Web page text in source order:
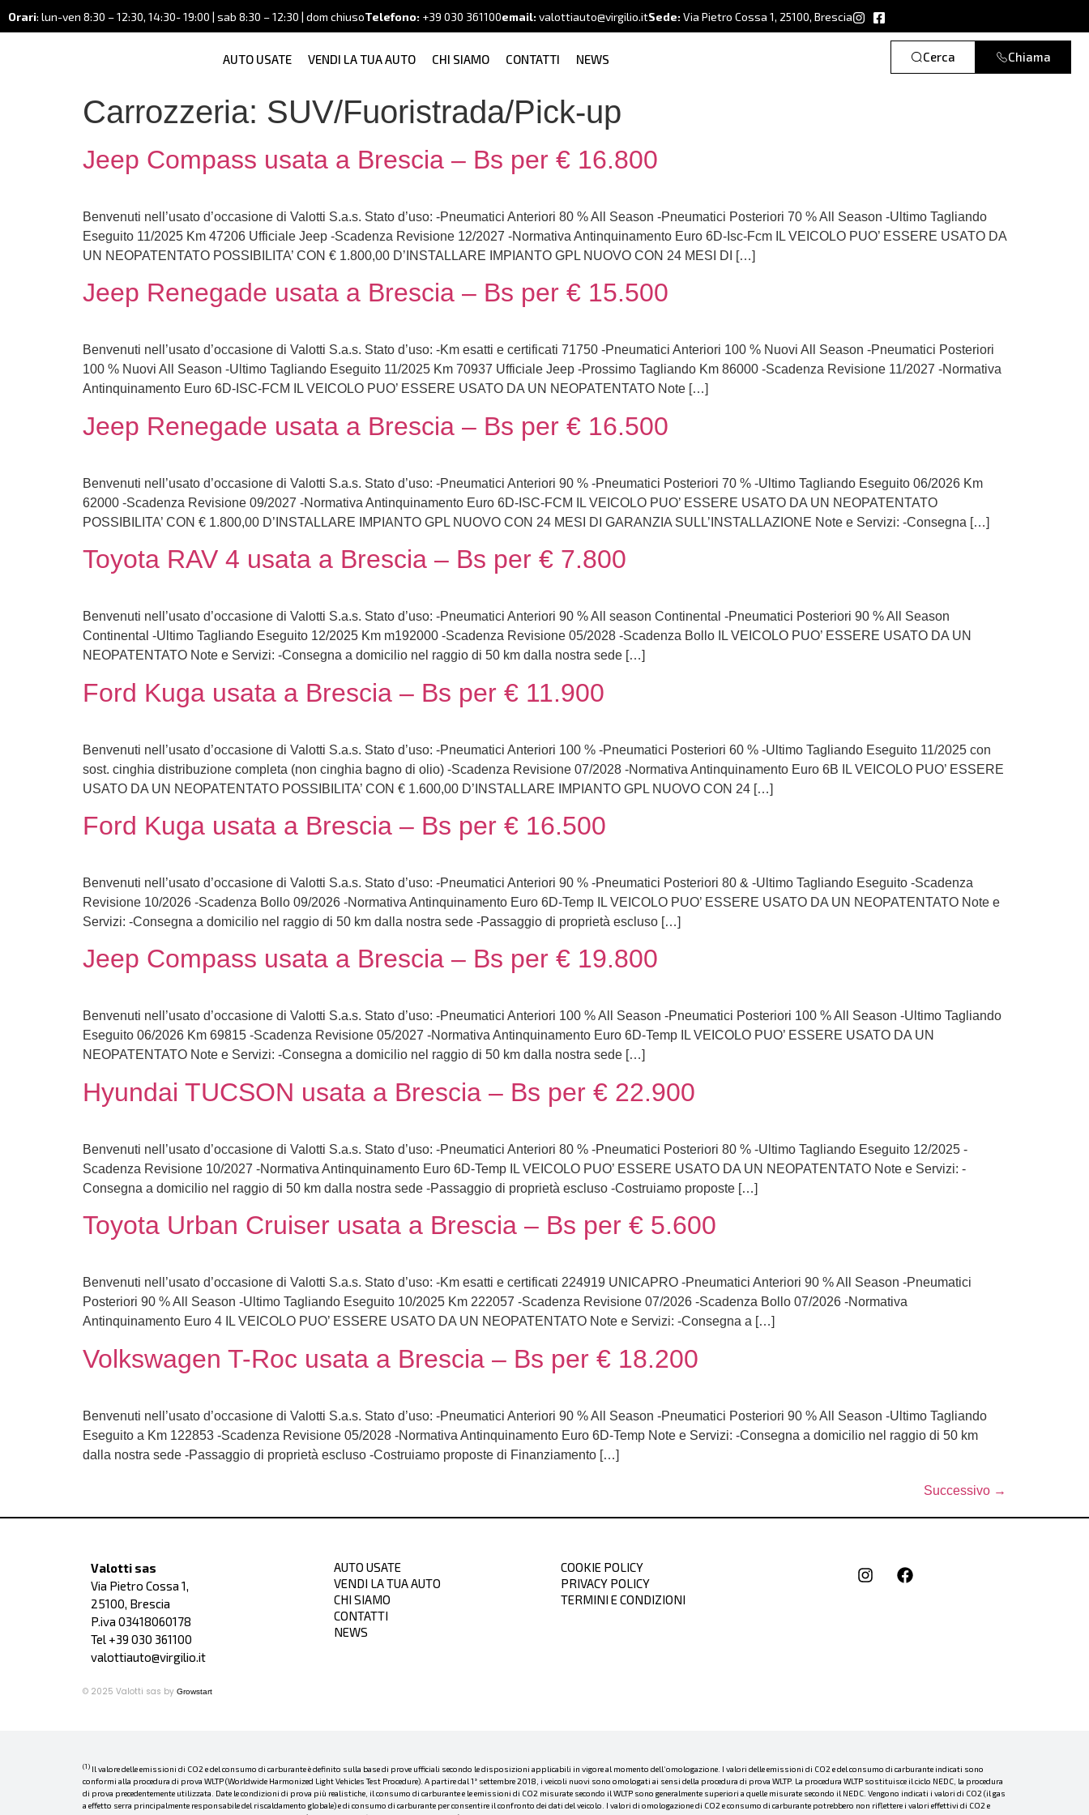
Orari: lun-ven 8:30 – 12:30, 14:30- 19:00 | sab 8:30 – 12:30 | dom chiusoTelefono: +39 030 361100email:valottiauto@virgilio.itSede:Via Pietro Cossa 1, 25100, Brescia
AUTO USATE VENDI LA TUA AUTO CHI SIAMO CONTATTI NEWS Cerca Chiama
Carrozzeria: SUV/Fuoristrada/Pick-up
Jeep Compass usata a Brescia – Bs per € 16.800
Benvenuti nell’usato d’occasione di Valotti S.a.s. Stato d’uso: -Pneumatici Anteriori 80 % All Season -Pneumatici Posteriori 70 % All Season -Ultimo Tagliando
Eseguito 11/2025 Km 47206 Ufficiale Jeep -Scadenza Revisione 12/2027 -Normativa Antinquinamento Euro 6D-Isc-Fcm IL VEICOLO PUO’ ESSERE USATO DA
UN NEOPATENTATO POSSIBILITA’ CON € 1.800,00 D’INSTALLARE IMPIANTO GPL NUOVO CON 24 MESI DI […]
Jeep Renegade usata a Brescia – Bs per € 15.500
Benvenuti nell’usato d’occasione di Valotti S.a.s. Stato d’uso: -Km esatti e certificati 71750 -Pneumatici Anteriori 100 % Nuovi All Season -Pneumatici Posteriori
100 % Nuovi All Season -Ultimo Tagliando Eseguito 11/2025 Km 70937 Ufficiale Jeep -Prossimo Tagliando Km 86000 -Scadenza Revisione 11/2027 -Normativa
Antinquinamento Euro 6D-ISC-FCM IL VEICOLO PUO’ ESSERE USATO DA UN NEOPATENTATO Note […]
Jeep Renegade usata a Brescia – Bs per € 16.500
Benvenuti nell’usato d’occasione di Valotti S.a.s. Stato d’uso: -Pneumatici Anteriori 90 % -Pneumatici Posteriori 70 % -Ultimo Tagliando Eseguito 06/2026 Km
62000 -Scadenza Revisione 09/2027 -Normativa Antinquinamento Euro 6D-ISC-FCM IL VEICOLO PUO’ ESSERE USATO DA UN NEOPATENTATO
POSSIBILITA’ CON € 1.800,00 D’INSTALLARE IMPIANTO GPL NUOVO CON 24 MESI DI GARANZIA SULL’INSTALLAZIONE Note e Servizi: -Consegna […]
Toyota RAV 4 usata a Brescia – Bs per € 7.800
Benvenuti nell’usato d’occasione di Valotti S.a.s. Stato d’uso: -Pneumatici Anteriori 90 % All season Continental -Pneumatici Posteriori 90 % All Season
Continental -Ultimo Tagliando Eseguito 12/2025 Km m192000 -Scadenza Revisione 05/2028 -Scadenza Bollo IL VEICOLO PUO’ ESSERE USATO DA UN
NEOPATENTATO Note e Servizi: -Consegna a domicilio nel raggio di 50 km dalla nostra sede […]
Ford Kuga usata a Brescia – Bs per € 11.900
Benvenuti nell’usato d’occasione di Valotti S.a.s. Stato d’uso: -Pneumatici Anteriori 100 % -Pneumatici Posteriori 60 % -Ultimo Tagliando Eseguito 11/2025 con
sost. cinghia distribuzione completa (non cinghia bagno di olio) -Scadenza Revisione 07/2028 -Normativa Antinquinamento Euro 6B IL VEICOLO PUO’ ESSERE
USATO DA UN NEOPATENTATO POSSIBILITA’ CON € 1.600,00 D’INSTALLARE IMPIANTO GPL NUOVO CON 24 […]
Ford Kuga usata a Brescia – Bs per € 16.500
Benvenuti nell’usato d’occasione di Valotti S.a.s. Stato d’uso: -Pneumatici Anteriori 90 % -Pneumatici Posteriori 80 & -Ultimo Tagliando Eseguito -Scadenza
Revisione 10/2026 -Scadenza Bollo 09/2026 -Normativa Antinquinamento Euro 6D-Temp IL VEICOLO PUO’ ESSERE USATO DA UN NEOPATENTATO Note e
Servizi: -Consegna a domicilio nel raggio di 50 km dalla nostra sede -Passaggio di proprietà escluso […]
Jeep Compass usata a Brescia – Bs per € 19.800
Benvenuti nell’usato d’occasione di Valotti S.a.s. Stato d’uso: -Pneumatici Anteriori 100 % All Season -Pneumatici Posteriori 100 % All Season -Ultimo Tagliando
Eseguito 06/2026 Km 69815 -Scadenza Revisione 05/2027 -Normativa Antinquinamento Euro 6D-Temp IL VEICOLO PUO’ ESSERE USATO DA UN
NEOPATENTATO Note e Servizi: -Consegna a domicilio nel raggio di 50 km dalla nostra sede […]
Hyundai TUCSON usata a Brescia – Bs per € 22.900
Benvenuti nell’usato d’occasione di Valotti S.a.s. Stato d’uso: -Pneumatici Anteriori 80 % -Pneumatici Posteriori 80 % -Ultimo Tagliando Eseguito 12/2025 -
Scadenza Revisione 10/2027 -Normativa Antinquinamento Euro 6D-Temp IL VEICOLO PUO’ ESSERE USATO DA UN NEOPATENTATO Note e Servizi: -
Consegna a domicilio nel raggio di 50 km dalla nostra sede -Passaggio di proprietà escluso -Costruiamo proposte […]
Toyota Urban Cruiser usata a Brescia – Bs per € 5.600
Benvenuti nell’usato d’occasione di Valotti S.a.s. Stato d’uso: -Km esatti e certificati 224919 UNICAPRO -Pneumatici Anteriori 90 % All Season -Pneumatici
Posteriori 90 % All Season -Ultimo Tagliando Eseguito 10/2025 Km 222057 -Scadenza Revisione 07/2026 -Scadenza Bollo 07/2026 -Normativa
Antinquinamento Euro 4 IL VEICOLO PUO’ ESSERE USATO DA UN NEOPATENTATO Note e Servizi: -Consegna a […]
Volkswagen T-Roc usata a Brescia – Bs per € 18.200
Benvenuti nell’usato d’occasione di Valotti S.a.s. Stato d’uso: -Pneumatici Anteriori 90 % All Season -Pneumatici Posteriori 90 % All Season -Ultimo Tagliando
Eseguito a Km 122853 -Scadenza Revisione 05/2028 -Normativa Antinquinamento Euro 6D-Temp Note e Servizi: -Consegna a domicilio nel raggio di 50 km
dalla nostra sede -Passaggio di proprietà escluso -Costruiamo proposte di Finanziamento […]
Successivo →
Valotti sas
Via Pietro Cossa 1,
25100, Brescia
P.iva 03418060178
Tel +39 030 361100
valottiauto@virgilio.it
AUTO USATE
VENDI LA TUA AUTO
CHI SIAMO
CONTATTI
NEWS
COOKIE POLICY
PRIVACY POLICY
TERMINI E CONDIZIONI
© 2025 Valotti sas by Growstart
(1) Il valore delle emissioni di CO2 e del consumo di carburante è definito sulla base di prove ufficiali secondo le disposizioni applicabili in vigore al momento dell’omologazione. I valori delle emissioni di CO2 e del consumo di carburante indicati sono
conformi alla procedura di prova WLTP (Worldwide Harmonized Light Vehicles Test Procedure). A partire dal 1° settembre 2018, i veicoli nuovi sono omologati ai sensi della procedura di prova WLTP. La procedura WLTP sostituisce il ciclo NEDC, la procedura
di prova precedentemente utilizzata. Date le condizioni di prova più realistiche, il consumo di carburante e le emissioni di CO2 misurate secondo il WLTP sono generalmente superiori a quelle misurate secondo il NEDC. Vengono indicati i valori di CO2 (il gas
a effetto serra principalmente responsabile del riscaldamento globale) e di consumo di carburante per consentire il confronto dei dati del veicolo. I valori di omologazione di CO2 e consumo di carburante potrebbero non riflettere i valori effettivi di CO2 e